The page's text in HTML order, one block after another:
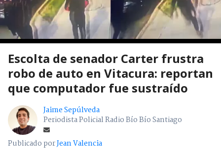
Escolta de senador Carter frustra
robo de auto en Vitacura: reportan
que computador fue sustraído
Jaime Sepúlveda
Periodista Policial Radio Bío Bío Santiago
Publicado porJean Valencia